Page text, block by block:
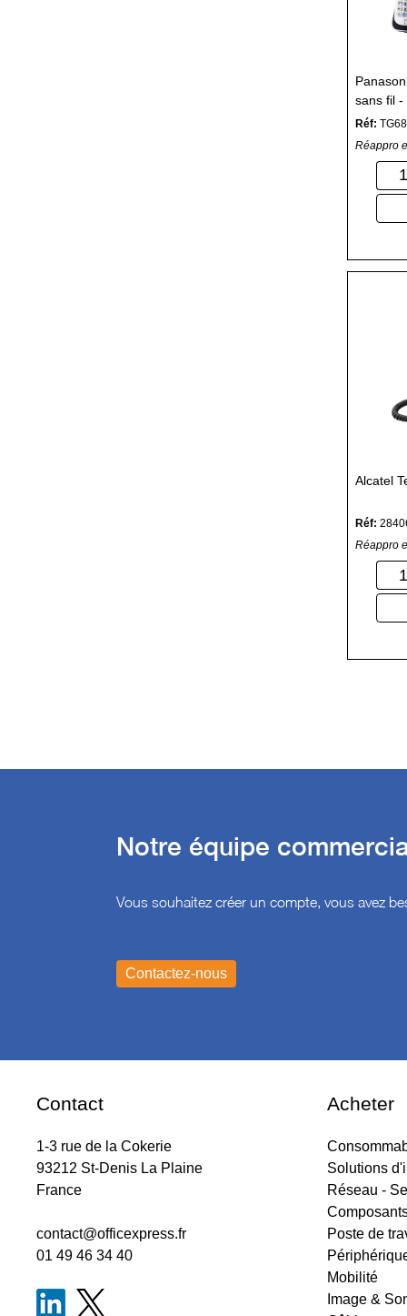
sans fil -
ID
Réf:
Réappro
Alcatel
Réf:
Réappro
Notre équipe
Vous souhaitez créer un compte, vous avez
Contact
1-3 rue de la Cokerie
93212 St-Denis La Plaine
France
contact@officexpress.fr
01 49 46 34 40
Acheter
Solutions
Réseau -
Poste de
Mobilité
Image &